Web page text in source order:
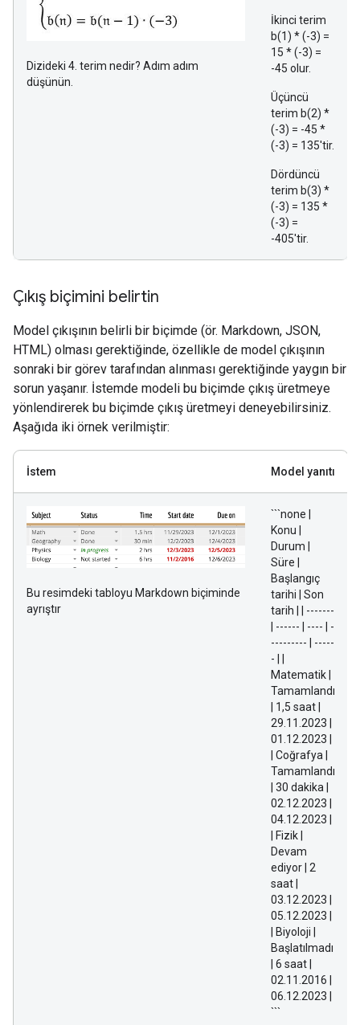
Dizideki 4. terim nedir? Adım adım
düşünün.
İkinci terim
b(1) * (-3) =
15 * (-3) =
-45 olur.
Üçüncü
terim b(2) *
(-3) = -45 *
(-3) = 135'tir.
Dördüncü
terim b(3) *
(-3) = 135 *
(-3) =
-405'tir.
Çıkış biçimini belirtin
Model çıkışının belirli bir biçimde (ör. Markdown, JSON,
HTML) olması gerektiğinde, özellikle de model çıkışının
sonraki bir görev tarafından alınması gerektiğinde yaygın bir
sorun yaşanır. İstemde modeli bu biçimde çıkış üretmeye
yönlendirerek bu biçimde çıkış üretmeyi deneyebilirsiniz.
Aşağıda iki örnek verilmiştir:
İstem Model yanıtı
Bu resimdeki tabloyu Markdown biçiminde
ayrıştır
```none |
Konu |
Durum |
Süre |
Başlangıç
tarihi | Son
tarih | | -------
| ------ | ---- | -
--------- | -----
- | |
Matematik |
Tamamlandı
| 1,5 saat |
29.11.2023 |
01.12.2023 |
| Coğrafya |
Tamamlandı
| 30 dakika |
02.12.2023 |
04.12.2023 |
| Fizik |
Devam
ediyor | 2
saat |
03.12.2023 |
05.12.2023 |
| Biyoloji |
Başlatılmadı
| 6 saat |
02.11.2016 |
06.12.2023 |
```